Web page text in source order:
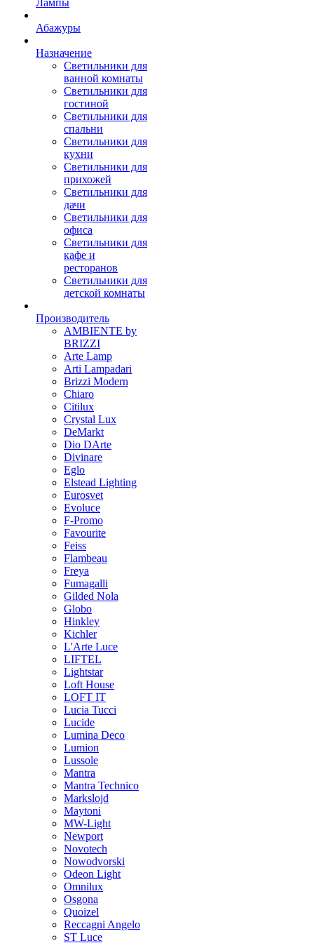
Лампы
Абажуры
Назначение
Светильники для
ванной комнаты
Светильники для
гостиной
Светильники для
спальни
Светильники для
кухни
Светильники для
прихожей
Светильники для
дачи
Светильники для
офиса
Светильники для
кафе и
ресторанов
Светильники для
детской комнаты
Производитель
AMBIENTE by
BRIZZI
Arte Lamp
Arti Lampadari
Brizzi Modern
Chiaro
Citilux
Crystal Lux
DeMarkt
Dio DArte
Divinare
Eglo
Elstead Lighting
Eurosvet
Evoluce
F-Promo
Favourite
Feiss
Flambeau
Freya
Fumagalli
Gilded Nola
Globo
Hinkley
Kichler
L'Arte Luce
LIFTEL
Lightstar
Loft House
LOFT IT
Lucia Tucci
Lucide
Lumina Deco
Lumion
Lussole
Mantra
Mantra Technico
Markslojd
Maytoni
MW-Light
Newport
Novotech
Nowodvorski
Odeon Light
Omnilux
Osgona
Quoizel
Reccagni Angelo
ST Luce